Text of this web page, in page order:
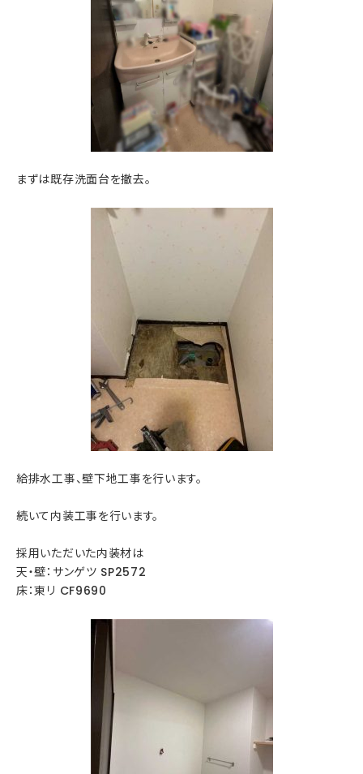
まずは既存洗面台を撤去。
給排水工事、壁下地工事を行います。
続いて内装工事を行います。
採用いただいた内装材は
天・壁：サンゲツ SP2572
床：東リ CF9690